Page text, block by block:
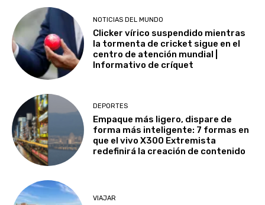
NOTICIAS DEL MUNDO
Clicker vírico suspendido mientras
la tormenta de cricket sigue en el
centro de atención mundial |
Informativo de críquet
DEPORTES
Empaque más ligero, dispare de
forma más inteligente: 7 formas en
que el vivo X300 Extremista
redefinirá la creación de contenido
VIAJAR